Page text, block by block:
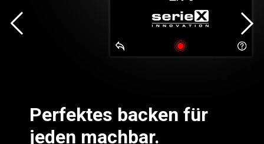
Perfektes backen für
jeden machbar.